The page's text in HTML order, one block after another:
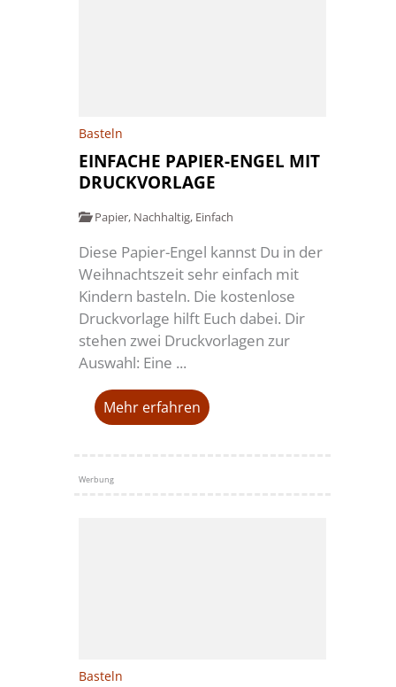
Basteln
EINFACHE PAPIER-ENGEL MIT
DRUCKVORLAGE
Papier, Nachhaltig, Einfach
Diese Papier-Engel kannst Du in der
Weihnachtszeit sehr einfach mit
Kindern basteln. Die kostenlose
Druckvorlage hilft Euch dabei. Dir
stehen zwei Druckvorlagen zur
Auswahl: Eine ...
Mehr erfahren
Werbung
Basteln